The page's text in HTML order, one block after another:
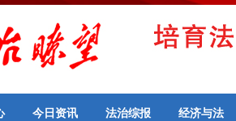
今日资讯 法治综报
经济与法